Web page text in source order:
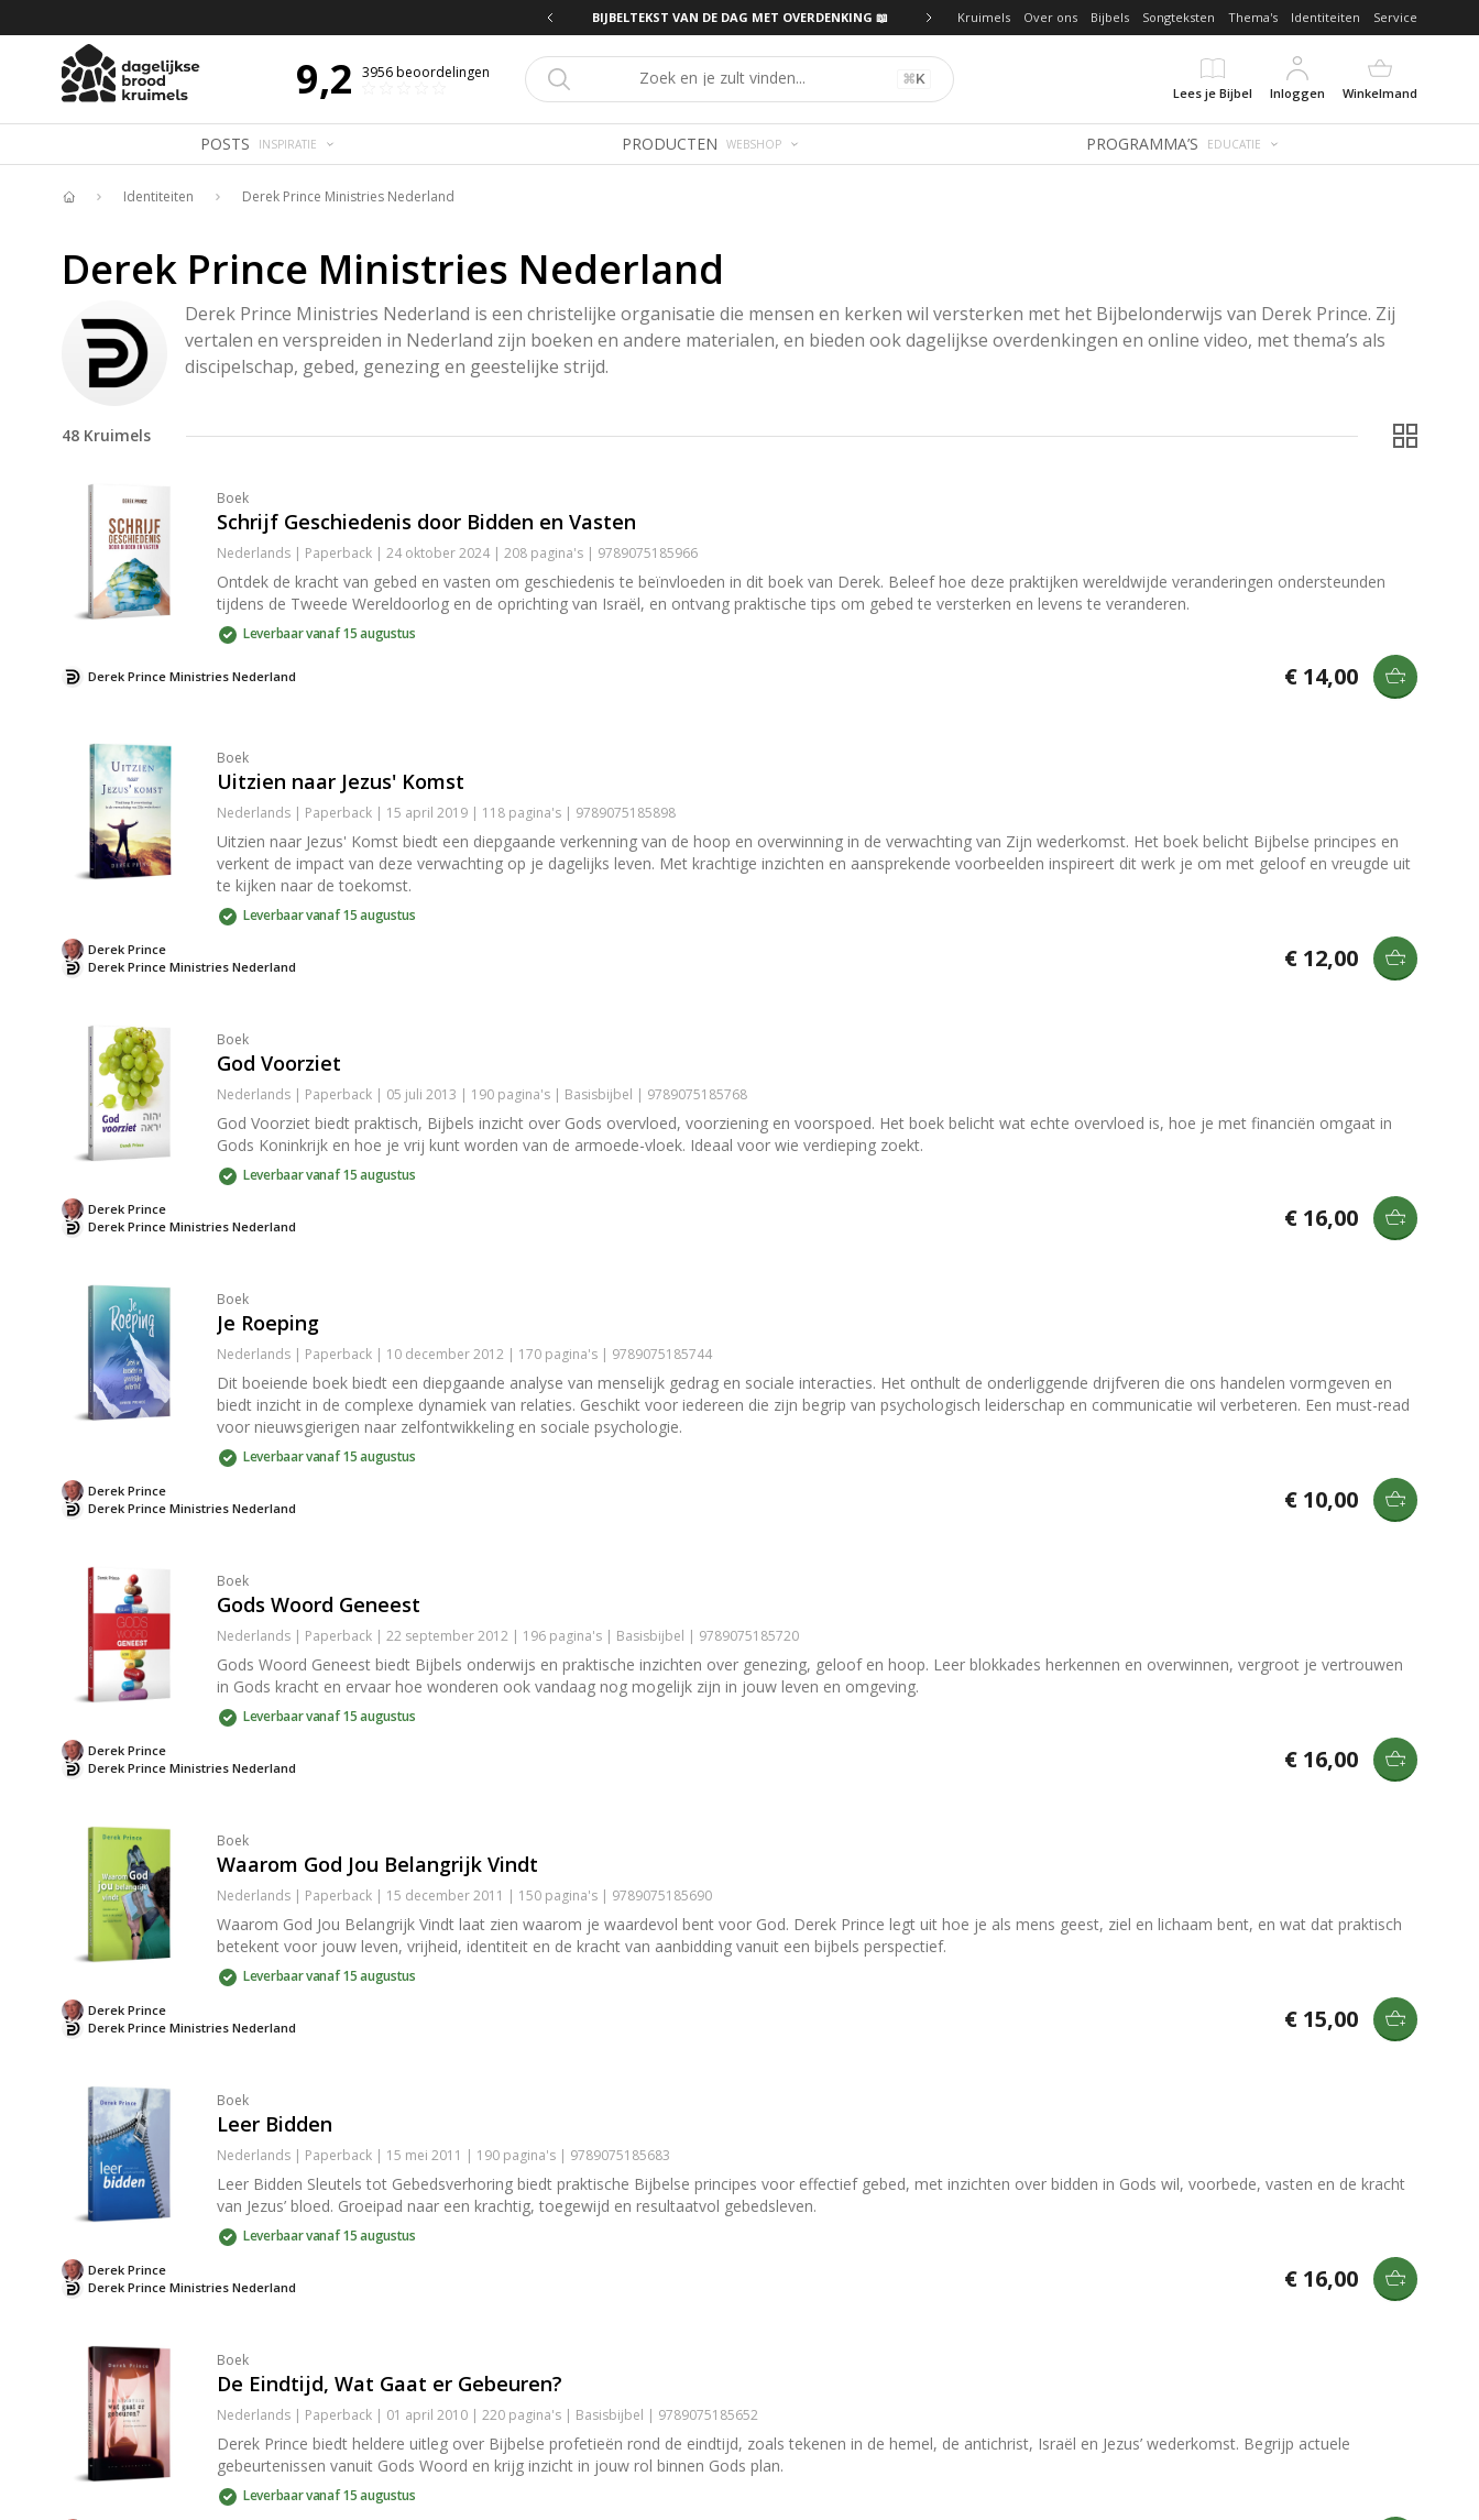
BIJBELTEKST VAN DE DAG MET OVERDENKING 📖 Kruimels Over ons Bijbels Songteksten Thema's Identiteiten Service
9,2 3956beoordelingen ⌘K
Lees je Bijbel
Inloggen Winkelmand
POSTS INSPIRATIE PRODUCTEN WEBSHOP PROGRAMMA’S EDUCATIE
Identiteiten Derek Prince Ministries Nederland
Derek Prince Ministries Nederland
Derek Prince Ministries Nederland is een christelijke organisatie die mensen en kerken wil versterken met het Bijbelonderwijs van Derek Prince. Zij
vertalen en verspreiden in Nederland zijn boeken en andere materialen, en bieden ook dagelijkse overdenkingen en online video, met thema’s als
discipelschap, gebed, genezing en geestelijke strijd.
48 Kruimels
Boek
Schrijf Geschiedenis door Bidden en Vasten
Nederlands | Paperback | 24 oktober 2024 | 208 pagina's | 9789075185966
Ontdek de kracht van gebed en vasten om geschiedenis te beïnvloeden in dit boek van Derek. Beleef hoe deze praktijken wereldwijde veranderingen ondersteunden
tijdens de Tweede Wereldoorlog en de oprichting van Israël, en ontvang praktische tips om gebed te versterken en levens te veranderen.
Leverbaar vanaf 15 augustus
Derek Prince Ministries Nederland € 14,00
Boek
Uitzien naar Jezus' Komst
Nederlands | Paperback | 15 april 2019 | 118 pagina's | 9789075185898
Uitzien naar Jezus' Komst biedt een diepgaande verkenning van de hoop en overwinning in de verwachting van Zijn wederkomst. Het boek belicht Bijbelse principes en
verkent de impact van deze verwachting op je dagelijks leven. Met krachtige inzichten en aansprekende voorbeelden inspireert dit werk je om met geloof en vreugde uit
te kijken naar de toekomst.
Leverbaar vanaf 15 augustus
Derek Prince Ministries Nederland
Derek Prince € 12,00
Boek
God Voorziet
Nederlands | Paperback | 05 juli 2013 | 190 pagina's | Basisbijbel | 9789075185768
God Voorziet biedt praktisch, Bijbels inzicht over Gods overvloed, voorziening en voorspoed. Het boek belicht wat echte overvloed is, hoe je met financiën omgaat in
Gods Koninkrijk en hoe je vrij kunt worden van de armoede-vloek. Ideaal voor wie verdieping zoekt.
Leverbaar vanaf 15 augustus
Derek Prince Ministries Nederland
Derek Prince € 16,00
Boek
Je Roeping
Nederlands | Paperback | 10 december 2012 | 170 pagina's | 9789075185744
Dit boeiende boek biedt een diepgaande analyse van menselijk gedrag en sociale interacties. Het onthult de onderliggende drijfveren die ons handelen vormgeven en
biedt inzicht in de complexe dynamiek van relaties. Geschikt voor iedereen die zijn begrip van psychologisch leiderschap en communicatie wil verbeteren. Een must-read
voor nieuwsgierigen naar zelfontwikkeling en sociale psychologie.
Leverbaar vanaf 15 augustus
Derek Prince Ministries Nederland
Derek Prince € 10,00
Boek
Gods Woord Geneest
Nederlands | Paperback | 22 september 2012 | 196 pagina's | Basisbijbel | 9789075185720
Gods Woord Geneest biedt Bijbels onderwijs en praktische inzichten over genezing, geloof en hoop. Leer blokkades herkennen en overwinnen, vergroot je vertrouwen
in Gods kracht en ervaar hoe wonderen ook vandaag nog mogelijk zijn in jouw leven en omgeving.
Leverbaar vanaf 15 augustus
Derek Prince Ministries Nederland
Derek Prince € 16,00
Boek
Waarom God Jou Belangrijk Vindt
Nederlands | Paperback | 15 december 2011 | 150 pagina's | 9789075185690
Waarom God Jou Belangrijk Vindt laat zien waarom je waardevol bent voor God. Derek Prince legt uit hoe je als mens geest, ziel en lichaam bent, en wat dat praktisch
betekent voor jouw leven, vrijheid, identiteit en de kracht van aanbidding vanuit een bijbels perspectief.
Leverbaar vanaf 15 augustus
Derek Prince Ministries Nederland
Derek Prince € 15,00
Boek
Leer Bidden
Nederlands | Paperback | 15 mei 2011 | 190 pagina's | 9789075185683
Leer Bidden Sleutels tot Gebedsverhoring biedt praktische Bijbelse principes voor effectief gebed, met inzichten over bidden in Gods wil, voorbede, vasten en de kracht
van Jezus’ bloed. Groeipad naar een krachtig, toegewijd en resultaatvol gebedsleven.
Leverbaar vanaf 15 augustus
Derek Prince Ministries Nederland
Derek Prince € 16,00
Boek
De Eindtijd, Wat Gaat er Gebeuren?
Nederlands | Paperback | 01 april 2010 | 220 pagina's | Basisbijbel | 9789075185652
Derek Prince biedt heldere uitleg over Bijbelse profetieën rond de eindtijd, zoals tekenen in de hemel, de antichrist, Israël en Jezus’ wederkomst. Begrijp actuele
gebeurtenissen vanuit Gods Woord en krijg inzicht in jouw rol binnen Gods plan.
Leverbaar vanaf 15 augustus